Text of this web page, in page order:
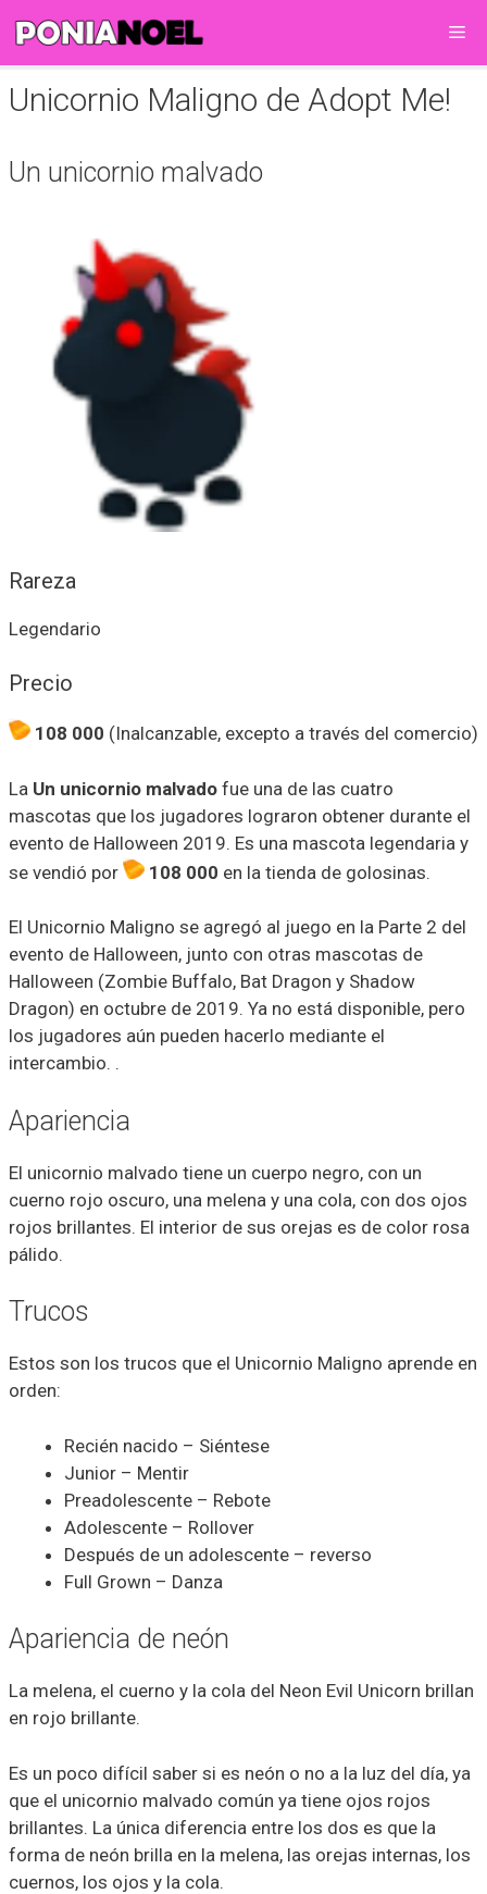
contenido
Unicornio Maligno de Adopt Me!
Un unicornio malvado
Rareza
Legendario
Precio
108 000 (Inalcanzable, excepto a través del comercio)
La Un unicornio malvado fue una de las cuatro
mascotas que los jugadores lograron obtener durante el
evento de Halloween 2019. Es una mascota legendaria y
se vendió por
108 000 en la tienda de golosinas.
El Unicornio Maligno se agregó al juego en la Parte 2 del
evento de Halloween, junto con otras mascotas de
Halloween (Zombie Buffalo, Bat Dragon y Shadow
Dragon) en octubre de 2019. Ya no está disponible, pero
los jugadores aún pueden hacerlo mediante el
intercambio. .
Apariencia
El unicornio malvado tiene un cuerpo negro, con un
cuerno rojo oscuro, una melena y una cola, con dos ojos
rojos brillantes. El interior de sus orejas es de color rosa
pálido.
Trucos
Estos son los trucos que el Unicornio Maligno aprende en
orden:
Recién nacido – Siéntese
Junior – Mentir
Preadolescente – Rebote
Adolescente – Rollover
Después de un adolescente – reverso
Full Grown – Danza
Apariencia de neón
La melena, el cuerno y la cola del Neon Evil Unicorn brillan
en rojo brillante.
Es un poco difícil saber si es neón o no a la luz del día, ya
que el unicornio malvado común ya tiene ojos rojos
brillantes. La única diferencia entre los dos es que la
forma de neón brilla en la melena, las orejas internas, los
cuernos, los ojos y la cola.